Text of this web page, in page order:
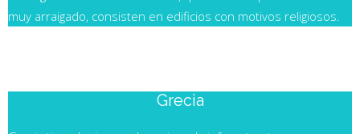
muy arraigado, consisten en edificios con motivos religiosos.
Grecia